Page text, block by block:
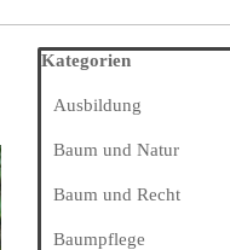
Block überspringen
Kategorien
Ausbildung
Baum und Natur
Baum und Recht
Baumpflege